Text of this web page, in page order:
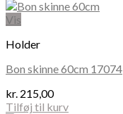
Vis
Holder
Bon skinne 60cm 17074
kr. 215,00
Tilføj til kurv